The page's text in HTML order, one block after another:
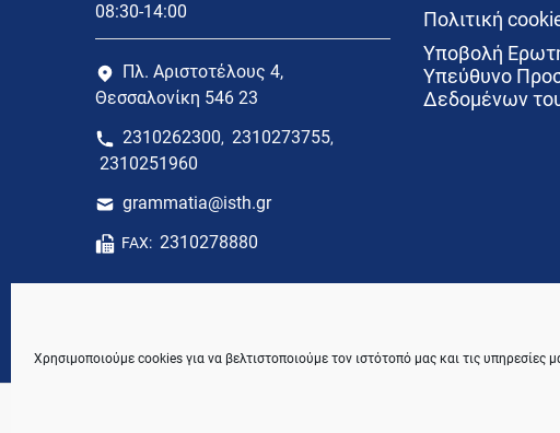
Χρησιμοποιούμε cookies για να βελτιστοποιούμε τον ιστότοπό μας και τις υπηρεσίες
08:30-14:00
Πλ. Αριστοτέλους 4,
Θεσσαλονίκη 546 23
2310262300, 2310273755,
2310251960
grammatia@isth.gr
FAX: 2310278880
Πολιτική
Υποβολή
Υπεύθυνο
Δεδομένων